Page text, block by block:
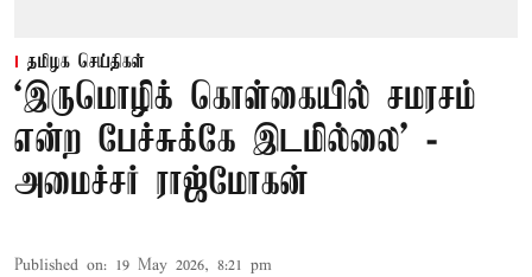
தமிழக செய்திகள்
‘இருமொழிக் கொள்கையில் சமரசம்
என்ற பேச்சுக்கே இடமில்லை’ -
அமைச்சர் ராஜ்மோகன்
Published on: 19 May 2026, 8:21 pm